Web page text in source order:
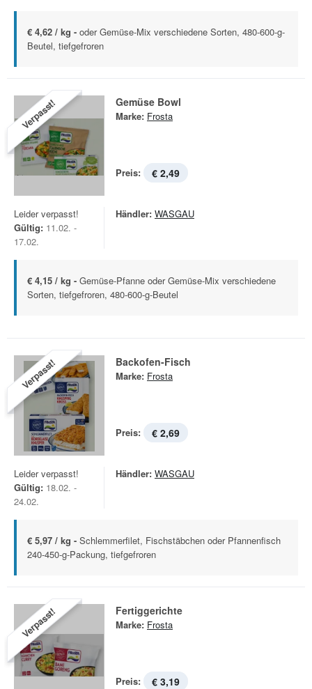
€ 4,62 / kg - oder Gemüse-Mix verschiedene Sorten, 480-600-g-
Beutel, tiefgefroren
Verpasst! Gemüse Bowl
Marke: Frosta
Preis: € 2,49
Leider verpasst!
Gültig: 11.02. -
17.02.
Händler: WASGAU
€ 4,15 / kg - Gemüse-Pfanne oder Gemüse-Mix verschiedene
Sorten, tiefgefroren, 480-600-g-Beutel
Verpasst! Backofen-Fisch
Marke: Frosta
Preis: € 2,69
Leider verpasst!
Gültig: 18.02. -
24.02.
Händler: WASGAU
€ 5,97 / kg - Schlemmerfilet, Fischstäbchen oder Pfannenfisch
240-450-g-Packung, tiefgefroren
Verpasst! Fertiggerichte
Marke: Frosta
Preis: € 3,19